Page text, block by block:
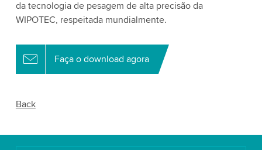
da tecnologia de pesagem de alta precisão da
WIPOTEC, respeitada mundialmente.
Faça o download agora
Back